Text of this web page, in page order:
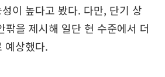
이 높다고 봤다. 다만, 단기 상
팎을 제시해 일단 현 수준에서 더
예상했다.